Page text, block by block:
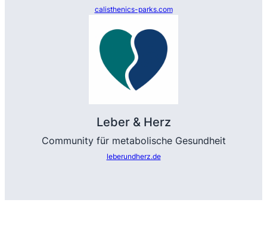
calisthenics-parks.com
Leber & Herz
Community für metabolische Gesundheit
leberundherz.de